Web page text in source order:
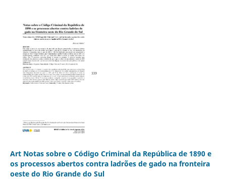
Art Notas sobre o Código Criminal da República de 1890 e
os processos abertos contra ladrões de gado na fronteira
oeste do Rio Grande do Sul